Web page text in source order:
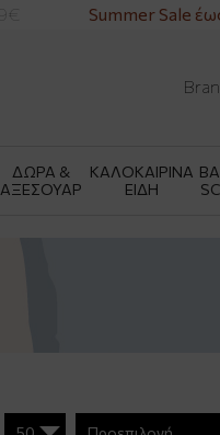
Summer Sale έως -
ΔΩΡΑ &
ΑΞΕΣΟΥΑΡ
ΚΑΛΟΚΑΙΡΙΝΑ
ΕΙΔΗ